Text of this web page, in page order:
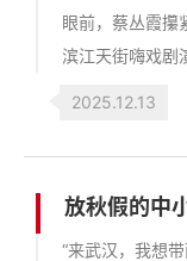
眼前，蔡丛霞攥
滨江天街嗨戏剧
2025.12.13
放秋假的中
“来武汉，我想